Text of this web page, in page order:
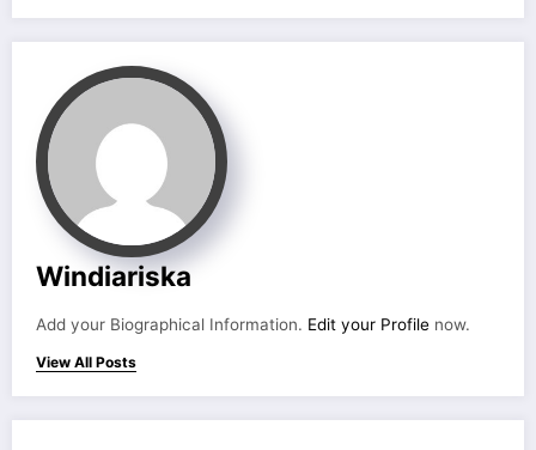
Windiariska
Add your Biographical Information. Edit your Profile now.
View All Posts